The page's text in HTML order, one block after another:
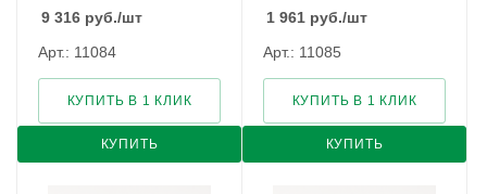
9 316 руб./шт
Арт.: 11084
КУПИТЬ
КУПИТЬ В 1 КЛИК
1 961 руб./шт
Арт.: 11085
КУПИТЬ
КУПИТЬ В 1 КЛИК